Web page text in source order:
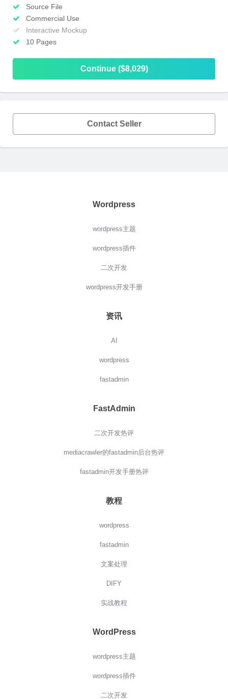
Source File
Commercial Use
Interactive Mockup
10 Pages
Continue ($8,029)
Contact Seller
Wordpress
wordpress主题
wordpress插件
二次开发
wordpress开发手册
资讯
AI
wordpress
fastadmin
FastAdmin
二次开发热评
mediacrawler的fastadmin后台热评
fastadmin开发手册热评
教程
wordpress
fastadmin
文案处理
DIFY
实战教程
WordPress
wordpress主题
wordpress插件
二次开发